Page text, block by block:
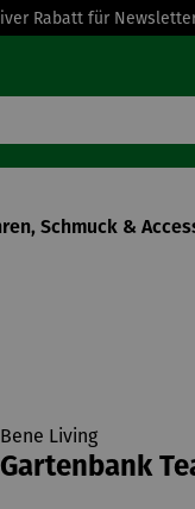
Rabatt für
Schmuck &
Bene Living
Gartenbank